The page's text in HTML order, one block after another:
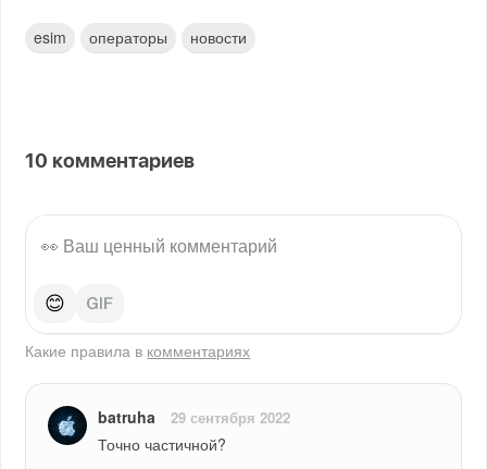
esim операторы новости
10 комментариев
😊
Какие правила в комментариях
batruha 29 сентября 2022
Точно частичной?